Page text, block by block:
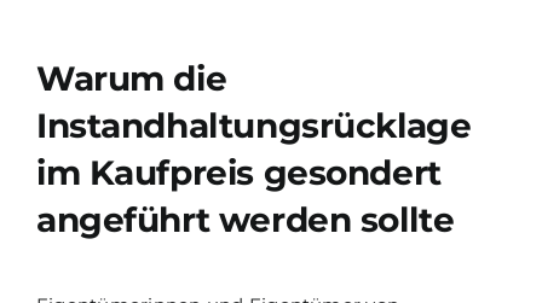
Warum die
Instandhaltungsrücklage
im Kaufpreis gesondert
angeführt werden sollte